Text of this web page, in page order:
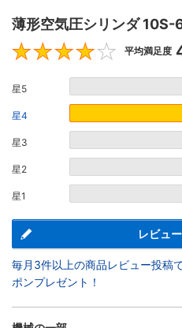
薄形空気圧シリンダ 10S-
平均満足度
星5
星4
星3
星2
星1
レビュ
毎月3件以上の商品レビュー投稿
ポンプレゼント！